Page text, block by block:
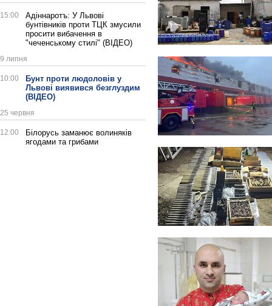
15:00
Адіннаротъ: У Львові
бунтівників проти ТЦК змусили
просити вибачення в
"чеченському стилі" (ВІДЕО)
9 липня
10:00
Бунт проти людоловів у
Львові виявився безглуздим
(ВІДЕО)
25 червня
12:00
Білорусь заманює волиняків
ягодами та грибами